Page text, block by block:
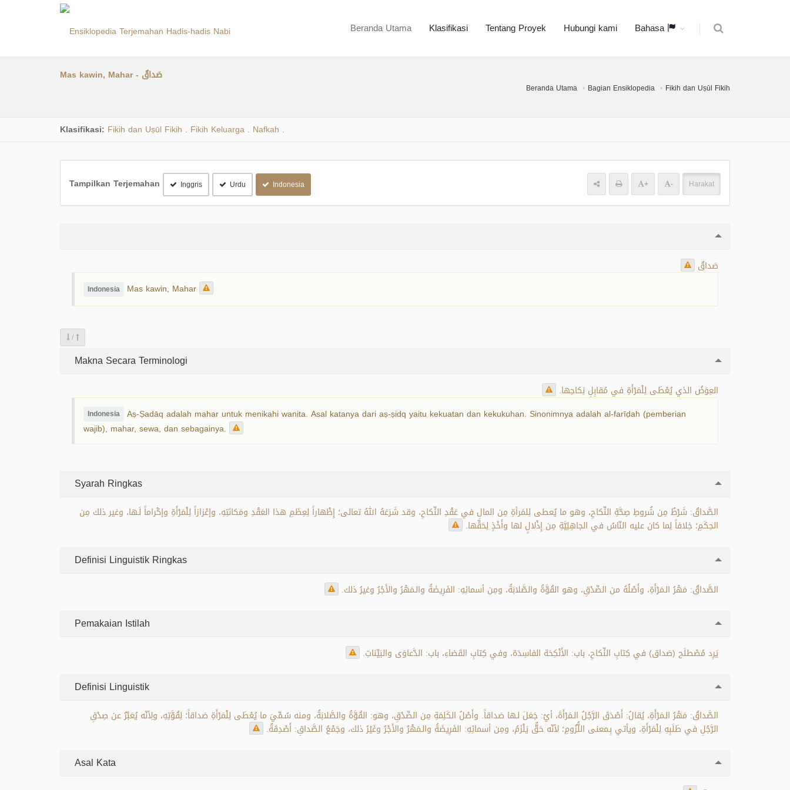
Beranda Utama Klasifikasi Tentang Proyek Hubungi kami Bahasa
Mas kawin, Mahar - صَداقٌ
Beranda Utama Bagian Ensiklopedia Fikih dan Uṣūl Fikih
Klasifikasi: Fikih dan Uṣūl Fikih Fikih Keluarga Nafkah
Tampilkan Terjemahan Inggris Urdu Indonesia + - Harakat
صَداقٌ
Indonesia Mas kawin, Mahar
/
Makna Secara Terminologi
العِوَضُ الذي يُعْطَى لِلْمَرْأَةِ في مُقابِلِ نِكاحِها.
Indonesia Aṣ-Ṣadāq adalah mahar untuk menikahi wanita. Asal katanya dari aṣ-ṣidq yaitu kekuatan dan kekukuhan. Sinonimnya adalah al-farīḍah (pemberian
wajib), mahar, sewa, dan sebagainya.
Syarah Ringkas
الصَّداقُ: شَرْطٌ مِن شُروطِ صِحَّةِ النِّكاحِ، وهو ما يُعطى لِلمَرأةِ مِن المالِ في عَقْدِ النِّكاحِ، وقد شَرَعَهُ اللهُ تعالى؛ إِظْهاراً لِعِظَمِ هذا العَقْدِ ومَكانَتِهِ، وإعْزازاً لِلْمَرْأَةِ وإكْراماً لَـها، وغير ذلك مِن
الحِكَمِ؛ خِلافاً لِما كان عليه النّاسُ في الجاهِلِيَّةِ مِن إِذْلالٍ لها وأَخْذٍ لِحَقِّها.
Definisi Linguistik Ringkas
الصَّداقُ: مَهْرُ الـمَرْأَةِ، وأَصْلُهُ من الصِّدْقِ، وهو القُوَّةُ والصَّلابَةُ، ومِن أسمائِهِ: الفَرِيضَةُ والـمَهْرُ والأَجْرُ وغيرُ ذلك.
Pemakaian Istilah
يَرِد مُصْطلَح (صَداق) في كِتابِ النِّكاحِ، باب: الأَنْكِحَة الفاسِدَة، وفي كِتابِ القَضاءِ، باب: الدَّعاوَى والبَيِّناتِ.
Definisi Linguistik
الصَّداقُ: مَهْرُ الـمَرْأَةِ، يُقالُ: أَصْدَقَ الرَّجُلُ الـمَرْأَةَ، أيْ: جَعَلَ لـها صَداقاً. وأَصْلُ الكَلِمَةِ مِن الصِّدْقِ، وهو: القُوَّةُ والصَّلابَةُ، ومنه سُـمِّيَ ما يُعْطَى لِلْمَرْأَةِ صَداقاً؛ لِقُوَّتِهِ، ولِأنّه يُعَبِّرُ عن صِدْقِ
الرَّجُلِ في طَلَبِهِ لِلْمَرْأَةِ، ويأتي بِـمعنى اللُّزُومِ؛ لأنّه حَقٌّ يَلْزَمُ، ومِن أسمائِهِ: الفَرِيضَةُ والـمَهْرُ والأَجْرُ وغَيْرُ ذلك، وجَمْعُ الصَّداقِ: أَصْدِقَةٌ.
Asal Kata